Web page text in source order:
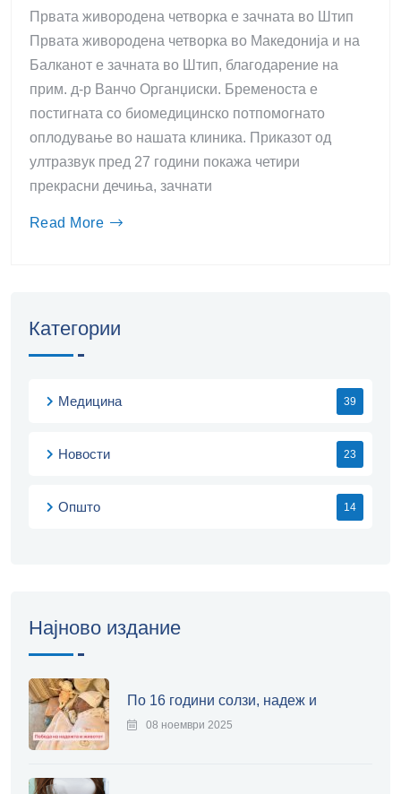
Првата живородена четворка е зачната во Штип
Првата живородена четворка во Македонија и на
Балканот е зачната во Штип, благодарение на
прим. д-р Ванчо Органџиски. Бременоста е
постигната со биомедицинско потпомогнато
оплодување во нашата клиника. Приказот од
ултразвук пред 27 години покажа четири
прекрасни дечиња, зачнати
Read More
Категории
Медицина 39
Новости 23
Општо 14
Најново издание
По 16 години солзи, надеж и
08 ноември 2025